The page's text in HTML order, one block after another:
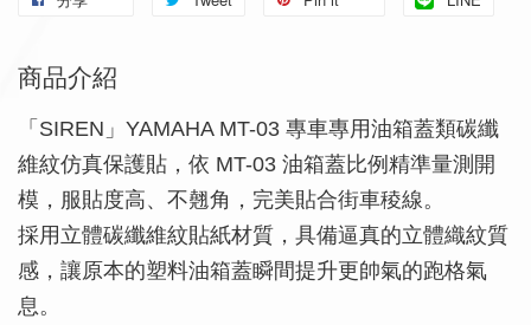
商品介紹
「SIREN」YAMAHA MT-03 專車專用油箱蓋類碳纖
維紋仿真保護貼，依 MT-03 油箱蓋比例精準量測開
模，服貼度高、不翹角，完美貼合街車稜線。
採用立體碳纖維紋貼紙材質，具備逼真的立體織紋質
感，讓原本的塑料油箱蓋瞬間提升更帥氣的跑格氣
息。